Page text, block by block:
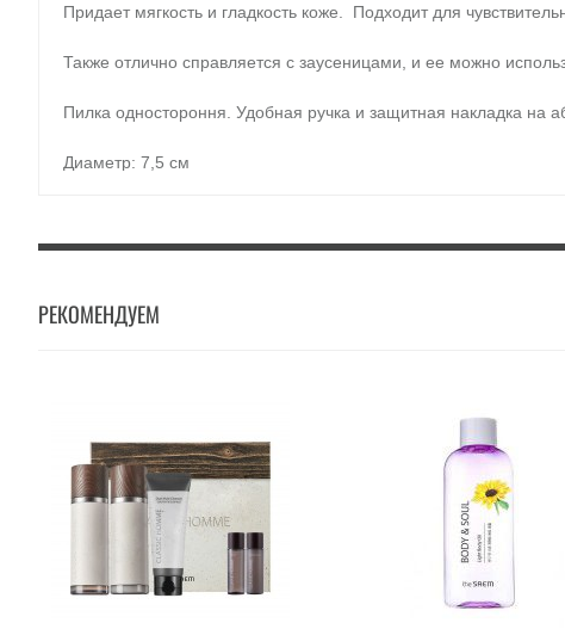
Придает мягкость и гладкость коже. Подходит для
Также отлично справляется с заусеницами, и ее можно
Пилка одностороння. Удобная ручка и защитная накладка на
Диаметр: 7,5 см
РЕКОМЕНДУЕМ